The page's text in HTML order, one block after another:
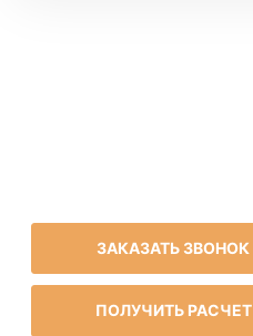
ЗАКАЗАТЬ ЗВОНОК
ПОЛУЧИТЬ РАСЧЕТ